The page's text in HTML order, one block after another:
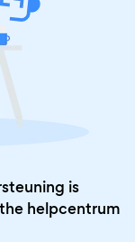
is
helpcentrum